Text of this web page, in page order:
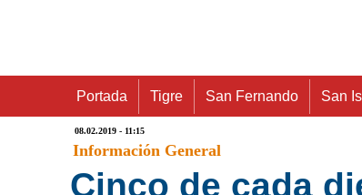
Portada Tigre San Fernando San
08.02.2019 - 11:15
Información General
Cinco de cada